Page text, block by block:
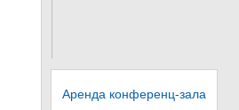
Аренда конференц-зала